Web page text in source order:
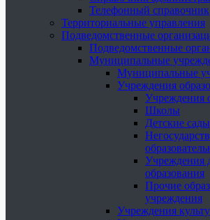
Телефонный справочник
Территориальные управления
Подведомственные
Подведомственные
Муниципальные
Муниципальные
Учреждения
Учреждения
Школы
Детские сады
Учреждения
образования
Прочие
учреждения
Учреждения